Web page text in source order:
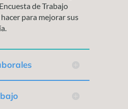
de Trabajo
para mejorar sus